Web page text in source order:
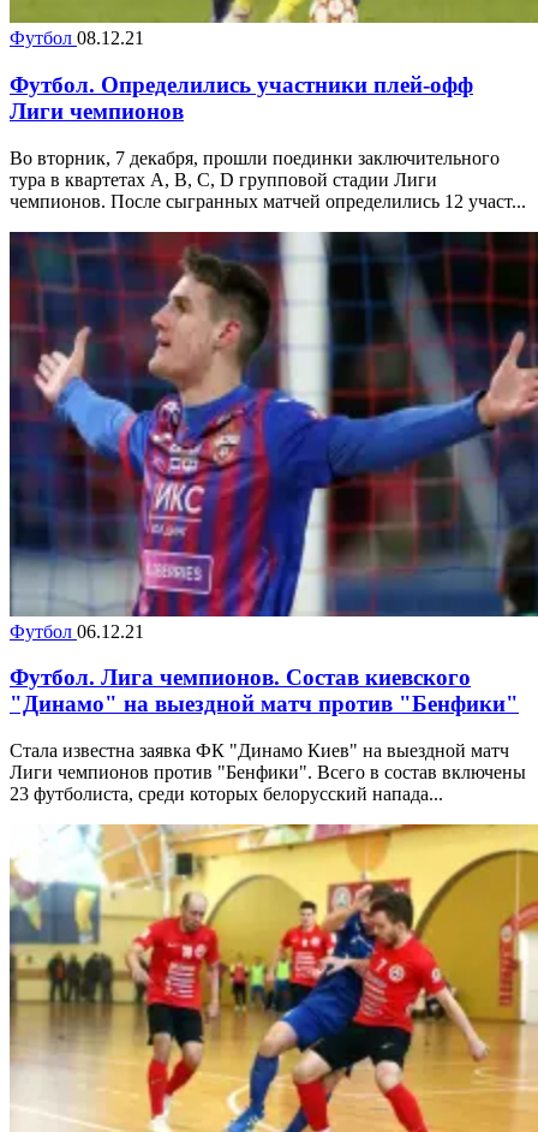
Футбол 08.12.21
Футбол. Определились участники плей-офф
Лиги чемпионов
Во вторник, 7 декабря, прошли поединки заключительного
тура в квартетах A, B, C, D групповой стадии Лиги
чемпионов. После сыгранных матчей определились 12 участ...
Футбол 06.12.21
Футбол. Лига чемпионов. Состав киевского
"Динамо" на выездной матч против "Бенфики"
Стала известна заявка ФК "Динамо Киев" на выездной матч
Лиги чемпионов против "Бенфики". Всего в состав включены
23 футболиста, среди которых белорусский напада...